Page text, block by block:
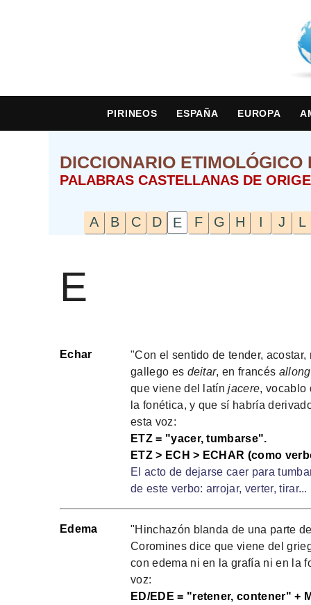
PIRINEOS ESPAÑA EUROPA
DICCIONARIO
PALABRAS CASTELLANAS DE
A B C D E F G H I J L
E
Echar
"Con el sentido de tender,
gallego es deitar, en francés
que viene del latínjacere, vocablo
la fonética, y que sí habría
esta voz:
ETZ = "yacer, tumbarse".
ETZ > ECH > ECHAR (como
El acto de dejarse caer para
de este verbo: arrojar, verter, tirar...
Edema
"Hinchazón blanda de una parte
Coromines dice que viene del
con edema ni en la grafía ni en la
voz:
ED/EDE = "retener, contener" +